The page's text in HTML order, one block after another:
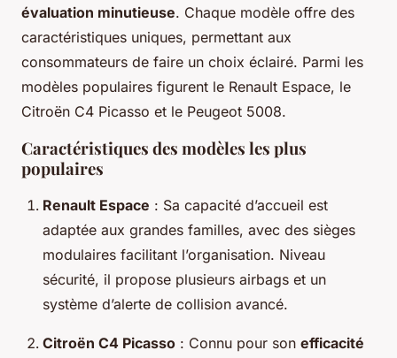
évaluation minutieuse. Chaque modèle offre des
caractéristiques uniques, permettant aux
consommateurs de faire un choix éclairé. Parmi les
modèles populaires figurent le Renault Espace, le
Citroën C4 Picasso et le Peugeot 5008.
Caractéristiques des modèles les plus
populaires
Renault Espace : Sa capacité d’accueil est
adaptée aux grandes familles, avec des sièges
modulaires facilitant l’organisation. Niveau
sécurité, il propose plusieurs airbags et un
système d’alerte de collision avancé.
Citroën C4 Picasso : Connu pour son efficacité